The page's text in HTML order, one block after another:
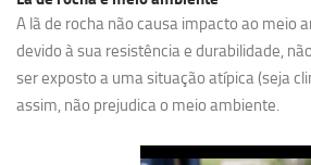
A lã de rocha não causa impacto ao meio
devido à sua resistência e durabilidade,
ser exposto a uma situação atípica (seja
assim, não prejudica o meio ambiente.